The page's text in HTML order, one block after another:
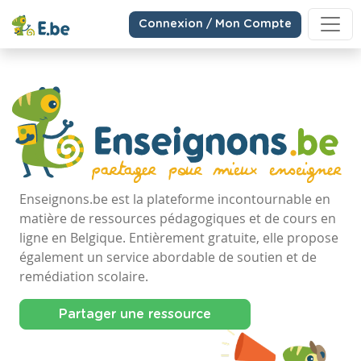
Connexion / Mon Compte
Enseignons.be est la plateforme incontournable en
matière de ressources pédagogiques et de cours en
ligne en Belgique. Entièrement gratuite, elle propose
également un service abordable de soutien et de
remédiation scolaire.
Partager une ressource